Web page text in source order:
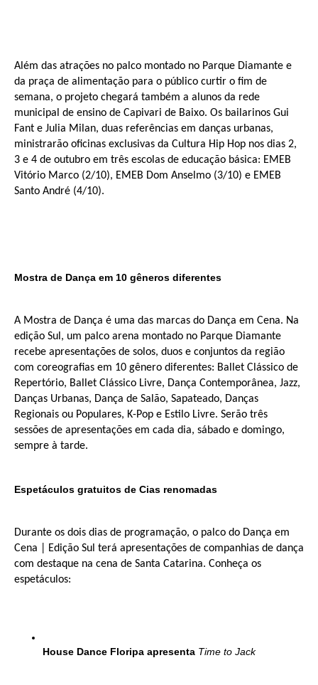
Além das atrações no palco montado no Parque Diamante e
da praça de alimentação para o público curtir o fim de
semana, o projeto chegará também a alunos da rede
municipal de ensino de Capivari de Baixo. Os bailarinos Gui
Fant e Julia Milan, duas referências em danças urbanas,
ministrarão oficinas exclusivas da Cultura Hip Hop nos dias 2,
3 e 4 de outubro em três escolas de educação básica: EMEB
Vitório Marco (2/10), EMEB Dom Anselmo (3/10) e EMEB
Santo André (4/10).
Mostra de Dança em 10 gêneros diferentes
A Mostra de Dança é uma das marcas do Dança em Cena. Na
edição Sul, um palco arena montado no Parque Diamante
recebe apresentações de solos, duos e conjuntos da região
com coreografias em 10 gênero diferentes: Ballet Clássico de
Repertório, Ballet Clássico Livre, Dança Contemporânea, Jazz,
Danças Urbanas, Dança de Salão, Sapateado, Danças
Regionais ou Populares, K-Pop e Estilo Livre. Serão três
sessões de apresentações em cada dia, sábado e domingo,
sempre à tarde.
Espetáculos gratuitos de Cias renomadas
Durante os dois dias de programação, o palco do Dança em
Cena | Edição Sul terá apresentações de companhias de dança
com destaque na cena de Santa Catarina. Conheça os
espetáculos:
House Dance Floripa apresenta Time to Jack